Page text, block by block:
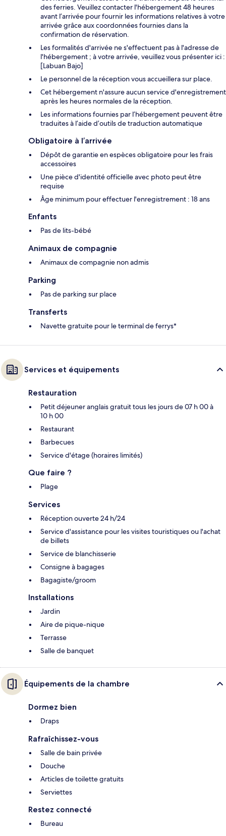
des ferries. Veuillez contacter l'hébergement 48 heures
avant l’arrivée pour fournir les informations relatives à votre
arrivée grâce aux coordonnées fournies dans la
confirmation de réservation.
Les formalités d'arrivée ne s'effectuent pas à l'adresse de
l'hébergement ; à votre arrivée, veuillez vous présenter ici :
[Labuan Bajo]
Le personnel de la réception vous accueillera sur place.
Cet hébergement n'assure aucun service d'enregistrement
après les heures normales de la réception.
Les informations fournies par l’hébergement peuvent être
traduites à l’aide d’outils de traduction automatique
Obligatoire à l’arrivée
Dépôt de garantie en espèces obligatoire pour les frais
accessoires
Une pièce d'identité officielle avec photo peut être
requise
Âge minimum pour effectuer l'enregistrement : 18 ans
Enfants
Pas de lits-bébé
Animaux de compagnie
Animaux de compagnie non admis
Parking
Pas de parking sur place
Transferts
Navette gratuite pour le terminal de ferrys*
Services et équipements
Restauration
Petit déjeuner anglais gratuit tous les jours de 07 h 00 à
10 h 00
Restaurant
Barbecues
Service d'étage (horaires limités)
Que faire ?
Plage
Services
Réception ouverte 24 h/24
Service d'assistance pour les visites touristiques ou l'achat
de billets
Service de blanchisserie
Consigne à bagages
Bagagiste/groom
Installations
Jardin
Aire de pique-nique
Terrasse
Salle de banquet
Équipements de la chambre
Dormez bien
Draps
Rafraîchissez-vous
Salle de bain privée
Douche
Articles de toilette gratuits
Serviettes
Restez connecté
Bureau